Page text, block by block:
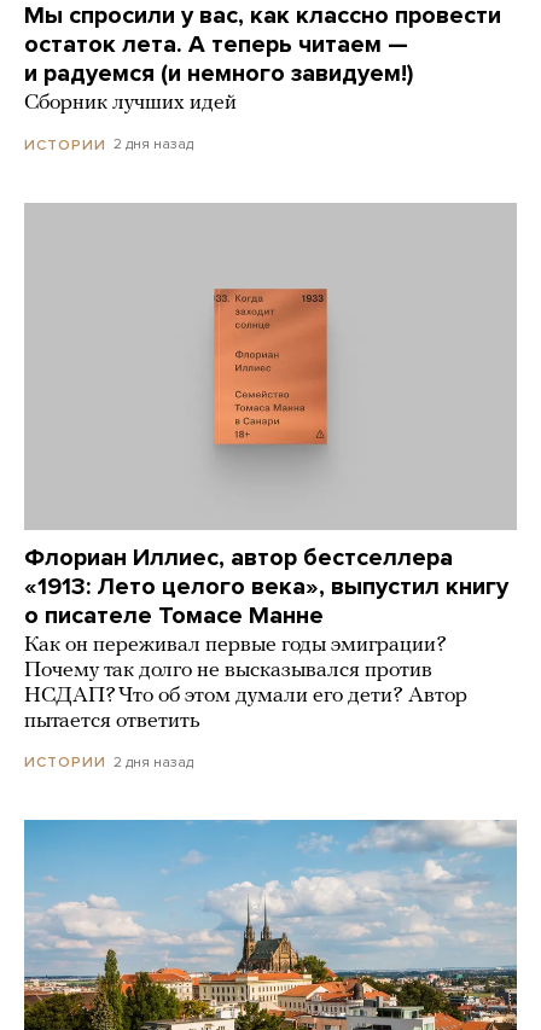
Мы спросили у вас, как классно провести
остаток лета. А теперь читаем —
и радуемся (и немного завидуем!)
Сборник лучших идей
ИСТОРИИ 2 дня назад
Флориан Иллиес, автор бестселлера
«1913: Лето целого века», выпустил книгу
о писателе Томасе Манне
Как он переживал первые годы эмиграции?
Почему так долго не высказывался против
НСДАП? Что об этом думали его дети? Автор
пытается ответить
ИСТОРИИ 2 дня назад